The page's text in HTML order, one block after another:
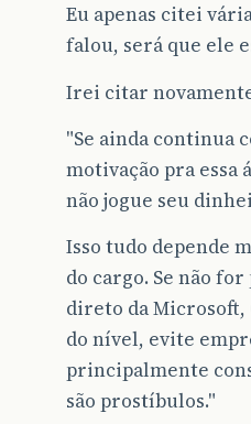
Eu apenas citei
falou, será que ele
Irei citar
"Se ainda continua
motivação pra essa
não jogue seu
Isso tudo depende
do cargo. Se não
direto da Microsoft,
do nível, evite
principalmente
são prostíbulos."